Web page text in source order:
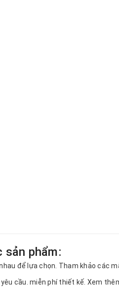
sản phẩm:
để lựa chọn. Tham khảo các
cầu. miễn phí thiết kế. Xem